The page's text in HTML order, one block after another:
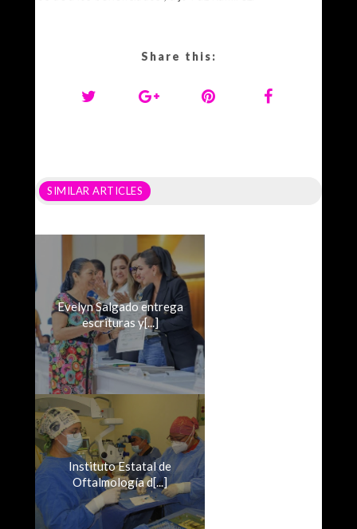
Share this:
SIMILAR ARTICLES
Evelyn Salgado entrega
escrituras y[...]
Instituto Estatal de
Oftalmología d[...]